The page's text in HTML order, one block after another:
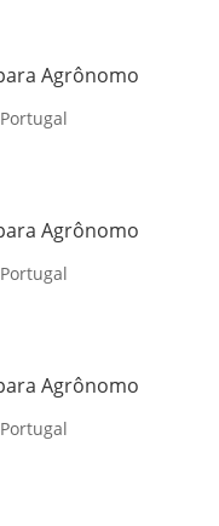
Agrônomo
Agrônomo
Agrônomo